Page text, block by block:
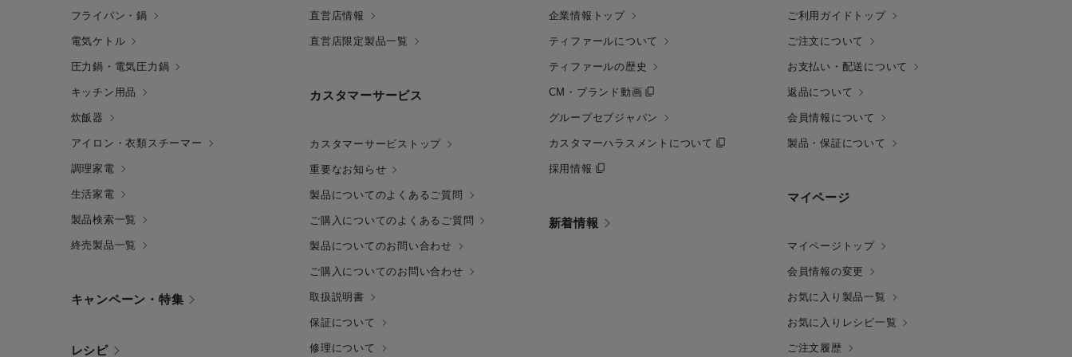
フライパン・鍋
電気ケトル
圧力鍋・電気圧力鍋
キッチン用品
炊飯器
アイロン・衣類スチーマー
調理家電
生活家電
製品検索一覧
終売製品一覧
キャンペーン・特集
レシピ
直営店情報
直営店限定製品一覧
カスタマーサービス
カスタマーサービストップ
重要なお知らせ
製品についてのよくあるご質問
ご購入についてのよくあるご質問
製品についてのお問い合わせ
ご購入についてのお問い合わせ
取扱説明書
保証について
修理について
企業情報トップ
ティファールについて
ティファールの歴史
CM・ブランド動画
グループセブジャパン
カスタマーハラスメントについて
採用情報
新着情報
ご利用ガイドトップ
ご注文について
お支払い・配送について
返品について
会員情報について
製品・保証について
マイページ
マイページトップ
会員情報の変更
お気に入り製品一覧
お気に入りレシピ一覧
ご注文履歴